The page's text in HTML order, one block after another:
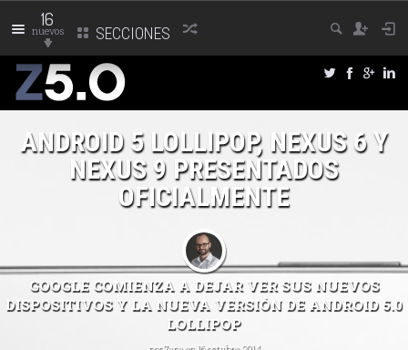
16
nuevos SECCIONES
ANDROID 5 LOLLIPOP, NEXUS 6 Y
NEXUS 9 PRESENTADOS
OFICIALMENTE
GOOGLE COMIENZA A DEJAR VER SUS NUEVOS
DISPOSITIVOS Y LA NUEVA VERSIÓN DE ANDROID 5.0
LOLLIPOP